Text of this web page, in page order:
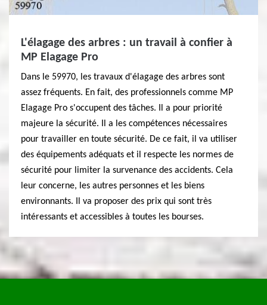
L'élagage des arbres : un travail à confier à
MP Elagage Pro
Dans le 59970, les travaux d'élagage des arbres sont
assez fréquents. En fait, des professionnels comme MP
Elagage Pro s'occupent des tâches. Il a pour priorité
majeure la sécurité. Il a les compétences nécessaires
pour travailler en toute sécurité. De ce fait, il va utiliser
des équipements adéquats et il respecte les normes de
sécurité pour limiter la survenance des accidents. Cela
leur concerne, les autres personnes et les biens
environnants. Il va proposer des prix qui sont très
intéressants et accessibles à toutes les bourses.